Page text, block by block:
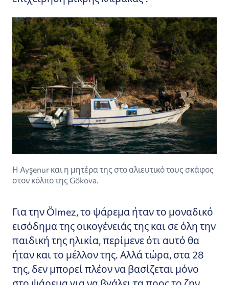
Η Ayşenur και η μητέρα της στο αλιευτικό τους σκάφος
στον κόλπο της Gökova.
Για την Ölmez, το ψάρεμα ήταν το μοναδικό
εισόδημα της οικογένειάς της και σε όλη την
παιδική της ηλικία, περίμενε ότι αυτό θα
ήταν και το μέλλον της. Αλλά τώρα, στα 28
της, δεν μπορεί πλέον να βασίζεται μόνο